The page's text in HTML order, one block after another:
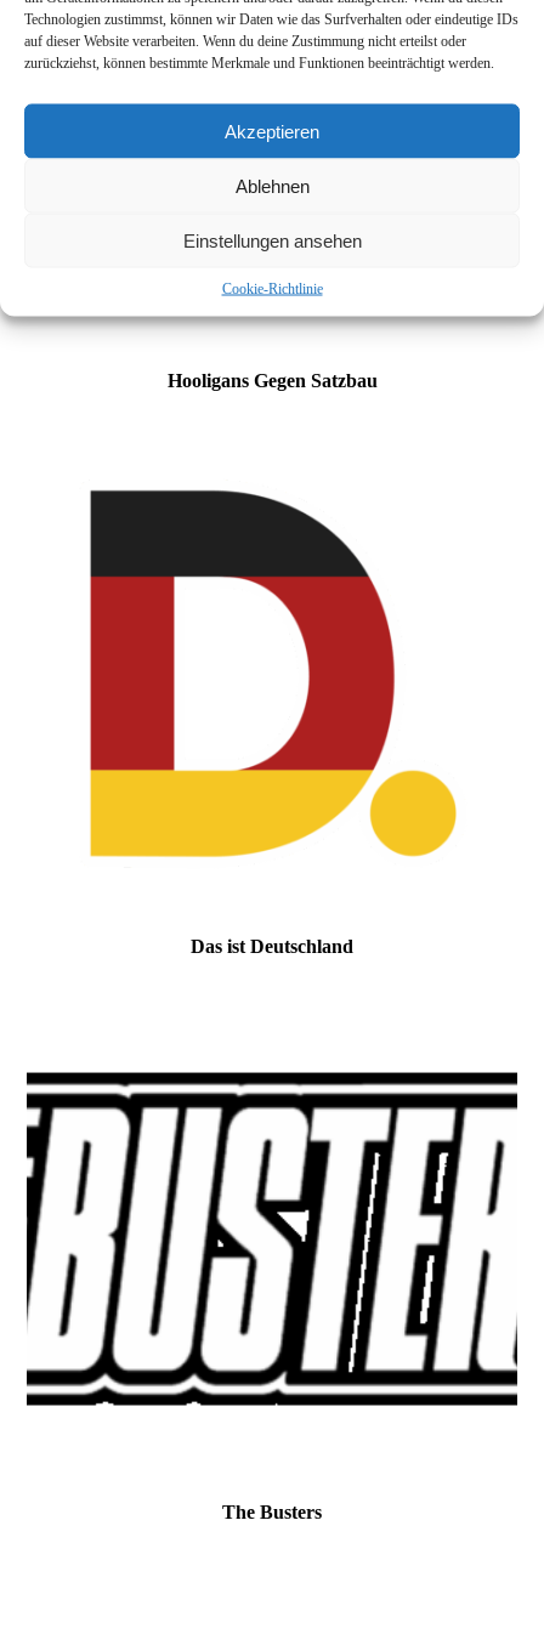
Technologien zustimmst, können wir Daten wie das Surfverhalten oder eindeutige IDs
auf dieser Website verarbeiten. Wenn du deine Zustimmung nicht erteilst oder
zurückziehst, können bestimmte Merkmale und Funktionen beeinträchtigt werden.
Akzeptieren
Ablehnen
Einstellungen ansehen
Cookie-Richtlinie
Hooligans Gegen Satzbau
Das ist Deutschland
The Busters